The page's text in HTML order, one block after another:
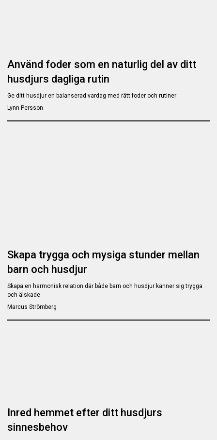
Använd foder som en naturlig del av ditt
husdjurs dagliga rutin
Ge ditt husdjur en balanserad vardag med rätt foder och rutiner
Lynn Persson
Skapa trygga och mysiga stunder mellan
barn och husdjur
Skapa en harmonisk relation där både barn och husdjur känner sig trygga
och älskade
Marcus Strömberg
Inred hemmet efter ditt husdjurs
sinnesbehov